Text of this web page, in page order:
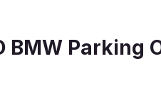
BMW Parking